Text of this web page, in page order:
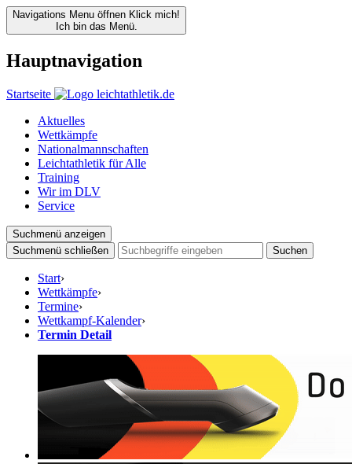
Navigations Menu öffnen Klick mich!
Ich bin das Menü.
Hauptnavigation
Startseite
Aktuelles
Wettkämpfe
Nationalmannschaften
Leichtathletik für Alle
Training
Wir im DLV
Service
Suchmenü anzeigen
Suchmenü schließen
Suchen
Start›
Wettkämpfe›
Termine›
Wettkampf-Kalender›
Termin Detail